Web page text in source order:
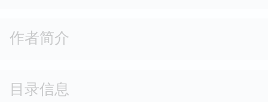
作者简介
目录信息